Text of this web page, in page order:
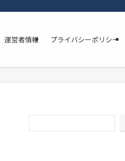
運営者情報 プライバシーポリシー